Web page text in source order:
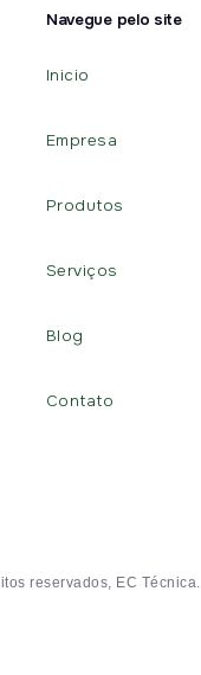
Navegue pelo site
Inicio
Empresa
Produtos
Serviços
Blog
Contato
reservados, EC Técnica.